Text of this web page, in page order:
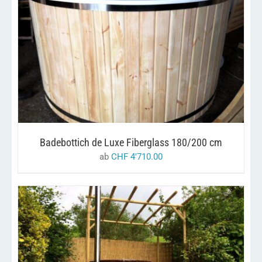
AUSFÜHRUNG WÄHLEN
DIESES
PRODUKT
WEIST
MEHRERE
VARIANTEN
AUF.
DIE
OPTIONEN
KÖNNEN
DER
PRODUKTSEITE
DETAILS
Badebottich de Luxe Fiberglass 180/200 cm
ab CHF 4'710.00